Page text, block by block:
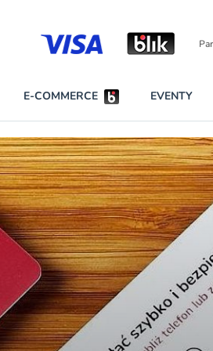
NAJCZĘŚCIEJ CZYTANE
Darmowy
wszystkich
W najniższych
darmo przez
Czytaj więcej
E-COMMERCE EVENTY